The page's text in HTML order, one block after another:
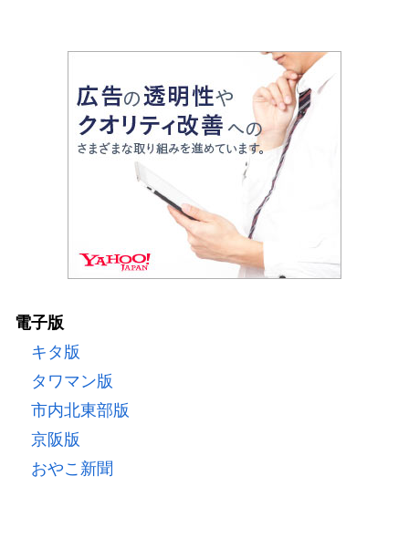
電子版
キタ版
タワマン版
市内北東部版
京阪版
おやこ新聞